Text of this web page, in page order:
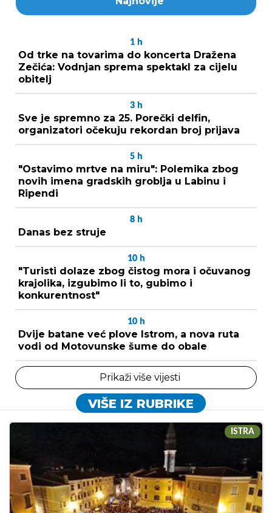
1 h
Od trke na tovarima do koncerta Dražena
Zečića: Vodnjan sprema spektakl za cijelu
obitelj
3 h
Sve je spremno za 25. Porečki delfin,
organizatori očekuju rekordan broj prijava
5 h
"Ostavimo mrtve na miru": Polemika zbog
novih imena gradskih groblja u Labinu i
Ripendi
8 h
Danas bez struje
10 h
"Turisti dolaze zbog čistog mora i očuvanog
krajolika, izgubimo li to, gubimo i
konkurentnost"
10 h
Dvije batane već plove Istrom, a nova ruta
vodi od Motovunske šume do obale
Prikaži više vijesti
VIŠE IZ RUBRIKE
ISTRA